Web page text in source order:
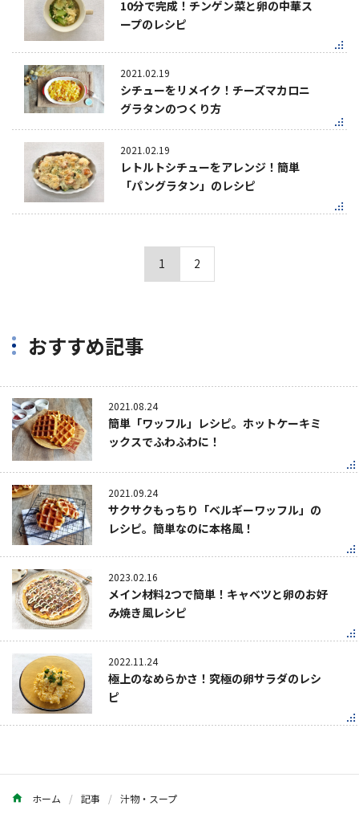
10分で完成！チンゲン菜と卵の中華ス
ープのレシピ
2021.02.19
シチューをリメイク！チーズマカロニ
グラタンのつくり方
2021.02.19
レトルトシチューをアレンジ！簡単
「パングラタン」のレシピ
1 2
おすすめ記事
2021.08.24
簡単「ワッフル」レシピ。ホットケーキミ
ックスでふわふわに！
2021.09.24
サクサクもっちり「ベルギーワッフル」の
レシピ。簡単なのに本格風！
2023.02.16
メイン材料2つで簡単！キャベツと卵のお好
み焼き風レシピ
2022.11.24
極上のなめらかさ！究極の卵サラダのレシ
ピ
ホーム 記事 汁物・スープ